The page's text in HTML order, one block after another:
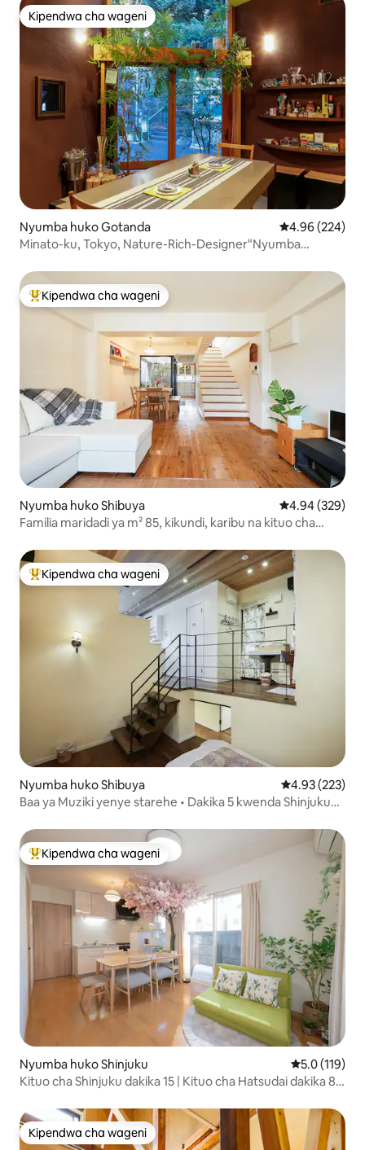
Kipendwa cha wageni
Kipendwa cha wageni
Nyumba huko Gotanda Ukadiriaji wa
4.96 (224)
Minato-ku, Tokyo, Nature-Rich-Designer"Nyumba
Kipendwa maarufu cha wageni
Kipendwa cha wageni
Nyumba huko Shibuya Ukadiriaji wa
4.94 (329)
Familia maridadi ya m² 85, kikundi, karibu na kituo cha
Kipendwa maarufu cha wageni
Kipendwa cha wageni
Nyumba huko Shibuya Ukadiriaji wa
4.93 (223)
Baa ya Muziki yenye starehe • Dakika 5 kwenda Shinjuku
Kipendwa maarufu cha wageni
Kipendwa cha wageni
Nyumba huko Shinjuku Ukadiriaji wa
5.0 (119)
Kituo cha Shinjuku dakika 15 | Kituo cha Hatsudai dakika 8 |
Kipendwa cha wageni
Kipendwa cha wageni